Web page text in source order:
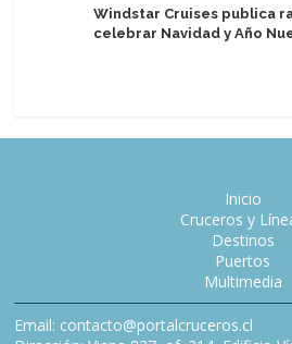
Windstar Cruises publica
celebrar Navidad y Año
Inicio
Cruceros y
Destinos
Puertos
Multimedia
Email: contacto@portalcruceros.cl